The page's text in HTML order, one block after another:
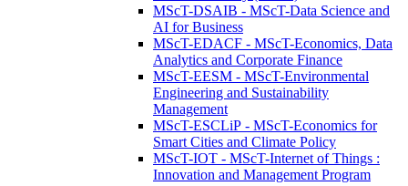
MScT-DSAIB - MScT-Data Science and
AI for Business
MScT-EDACF - MScT-Economics, Data
Analytics and Corporate Finance
MScT-EESM - MScT-Environmental
Engineering and Sustainability
Management
MScT-ESCLiP - MScT-Economics for
Smart Cities and Climate Policy
MScT-IOT - MScT-Internet of Things :
Innovation and Management Program